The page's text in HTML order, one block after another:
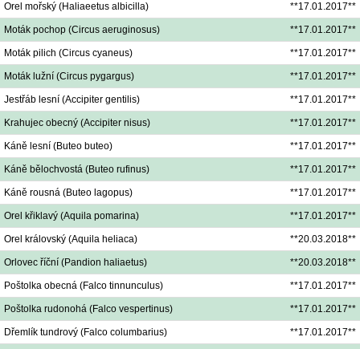
Orel mořský (Haliaeetus albicilla) **17.01.2017**
Moták pochop (Circus aeruginosus) **17.01.2017**
Moták pilich (Circus cyaneus) **17.01.2017**
Moták lužní (Circus pygargus) **17.01.2017**
Jestřáb lesní (Accipiter gentilis) **17.01.2017**
Krahujec obecný (Accipiter nisus) **17.01.2017**
Káně lesní (Buteo buteo) **17.01.2017**
Káně bělochvostá (Buteo rufinus) **17.01.2017**
Káně rousná (Buteo lagopus) **17.01.2017**
Orel křiklavý (Aquila pomarina) **17.01.2017**
Orel královský (Aquila heliaca) **20.03.2018**
Orlovec říční (Pandion haliaetus) **20.03.2018**
Poštolka obecná (Falco tinnunculus) **17.01.2017**
Poštolka rudonohá (Falco vespertinus) **17.01.2017**
Dřemlík tundrový (Falco columbarius) **17.01.2017**